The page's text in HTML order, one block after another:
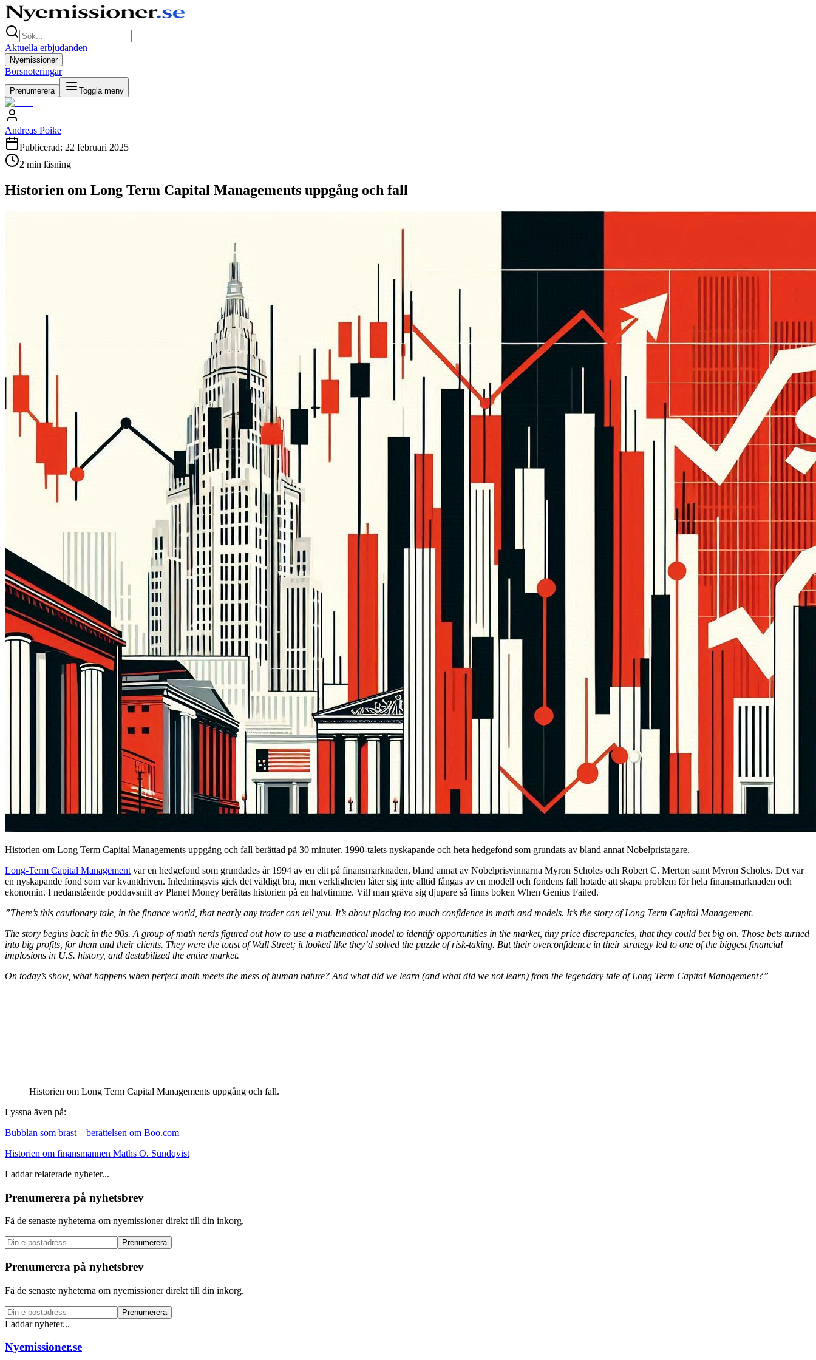
Aktuella erbjudanden
Nyemissioner
Börsnoteringar
Prenumerera Toggla meny
Andreas Poike
Publicerad: 22 februari 2025
2 min läsning
Historien om Long Term Capital Managements uppgång och fall
Historien om Long Term Capital Managements uppgång och fall berättad på 30 minuter. 1990-talets nyskapande och heta hedgefond som grundats av bland annat Nobelpristagare.
Long-Term Capital Management var en hedgefond som grundades år 1994 av en elit på finansmarknaden, bland annat av Nobelprisvinnarna Myron Scholes och Robert C. Merton samt Myron Scholes. Det var
en nyskapande fond som var kvantdriven. Inledningsvis gick det väldigt bra, men verkligheten låter sig inte alltid fångas av en modell och fondens fall hotade att skapa problem för hela finansmarknaden och
ekonomin. I nedanstående poddavsnitt av Planet Money berättas historien på en halvtimme. Vill man gräva sig djupare så finns boken When Genius Failed.
”There’s this cautionary tale, in the finance world, that nearly any trader can tell you. It’s about placing too much confidence in math and models. It’s the story of Long Term Capital Management.
The story begins back in the 90s. A group of math nerds figured out how to use a mathematical model to identify opportunities in the market, tiny price discrepancies, that they could bet big on. Those bets turned
into big profits, for them and their clients. They were the toast of Wall Street; it looked like they’d solved the puzzle of risk-taking. But their overconfidence in their strategy led to one of the biggest financial
implosions in U.S. history, and destabilized the entire market.
On today’s show, what happens when perfect math meets the mess of human nature? And what did we learn (and what did we not learn) from the legendary tale of Long Term Capital Management?”
Historien om Long Term Capital Managements uppgång och fall.
Lyssna även på:
Bubblan som brast – berättelsen om Boo.com
Historien om finansmannen Maths O. Sundqvist
Laddar relaterade nyheter...
Prenumerera på nyhetsbrev
Få de senaste nyheterna om nyemissioner direkt till din inkorg.
Prenumerera
Prenumerera på nyhetsbrev
Få de senaste nyheterna om nyemissioner direkt till din inkorg.
Prenumerera
Laddar nyheter...
Nyemissioner.se